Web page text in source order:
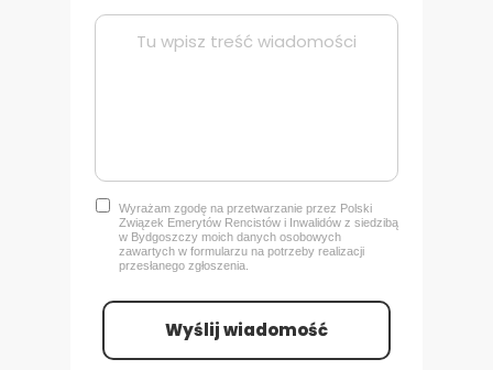
Wyrażam zgodę na przetwarzanie przez Polski
Związek Emerytów Rencistów i Inwalidów z siedzibą
w Bydgoszczy moich danych osobowych
zawartych w formularzu na potrzeby realizacji
przesłanego zgłoszenia.
Wyślij wiadomość